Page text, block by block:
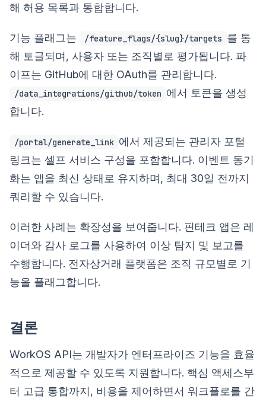
해 허용 목록과 통합합니다.
기능 플래그는 /feature_flags/{slug}/targets 를 통
해 토글되며, 사용자 또는 조직별로 평가됩니다. 파
이프는 GitHub에 대한 OAuth를 관리합니다.
/data_integrations/github/token 에서 토큰을 생성
합니다.
/portal/generate_link 에서 제공되는 관리자 포털
링크는 셀프 서비스 구성을 포함합니다. 이벤트 동기
화는 앱을 최신 상태로 유지하며, 최대 30일 전까지
쿼리할 수 있습니다.
이러한 사례는 확장성을 보여줍니다. 핀테크 앱은 레
이더와 감사 로그를 사용하여 이상 탐지 및 보고를
수행합니다. 전자상거래 플랫폼은 조직 규모별로 기
능을 플래그합니다.
결론
WorkOS API는 개발자가 엔터프라이즈 기능을 효율
적으로 제공할 수 있도록 지원합니다. 핵심 액세스부
터 고급 통합까지, 비용을 제어하면서 워크플로를 간